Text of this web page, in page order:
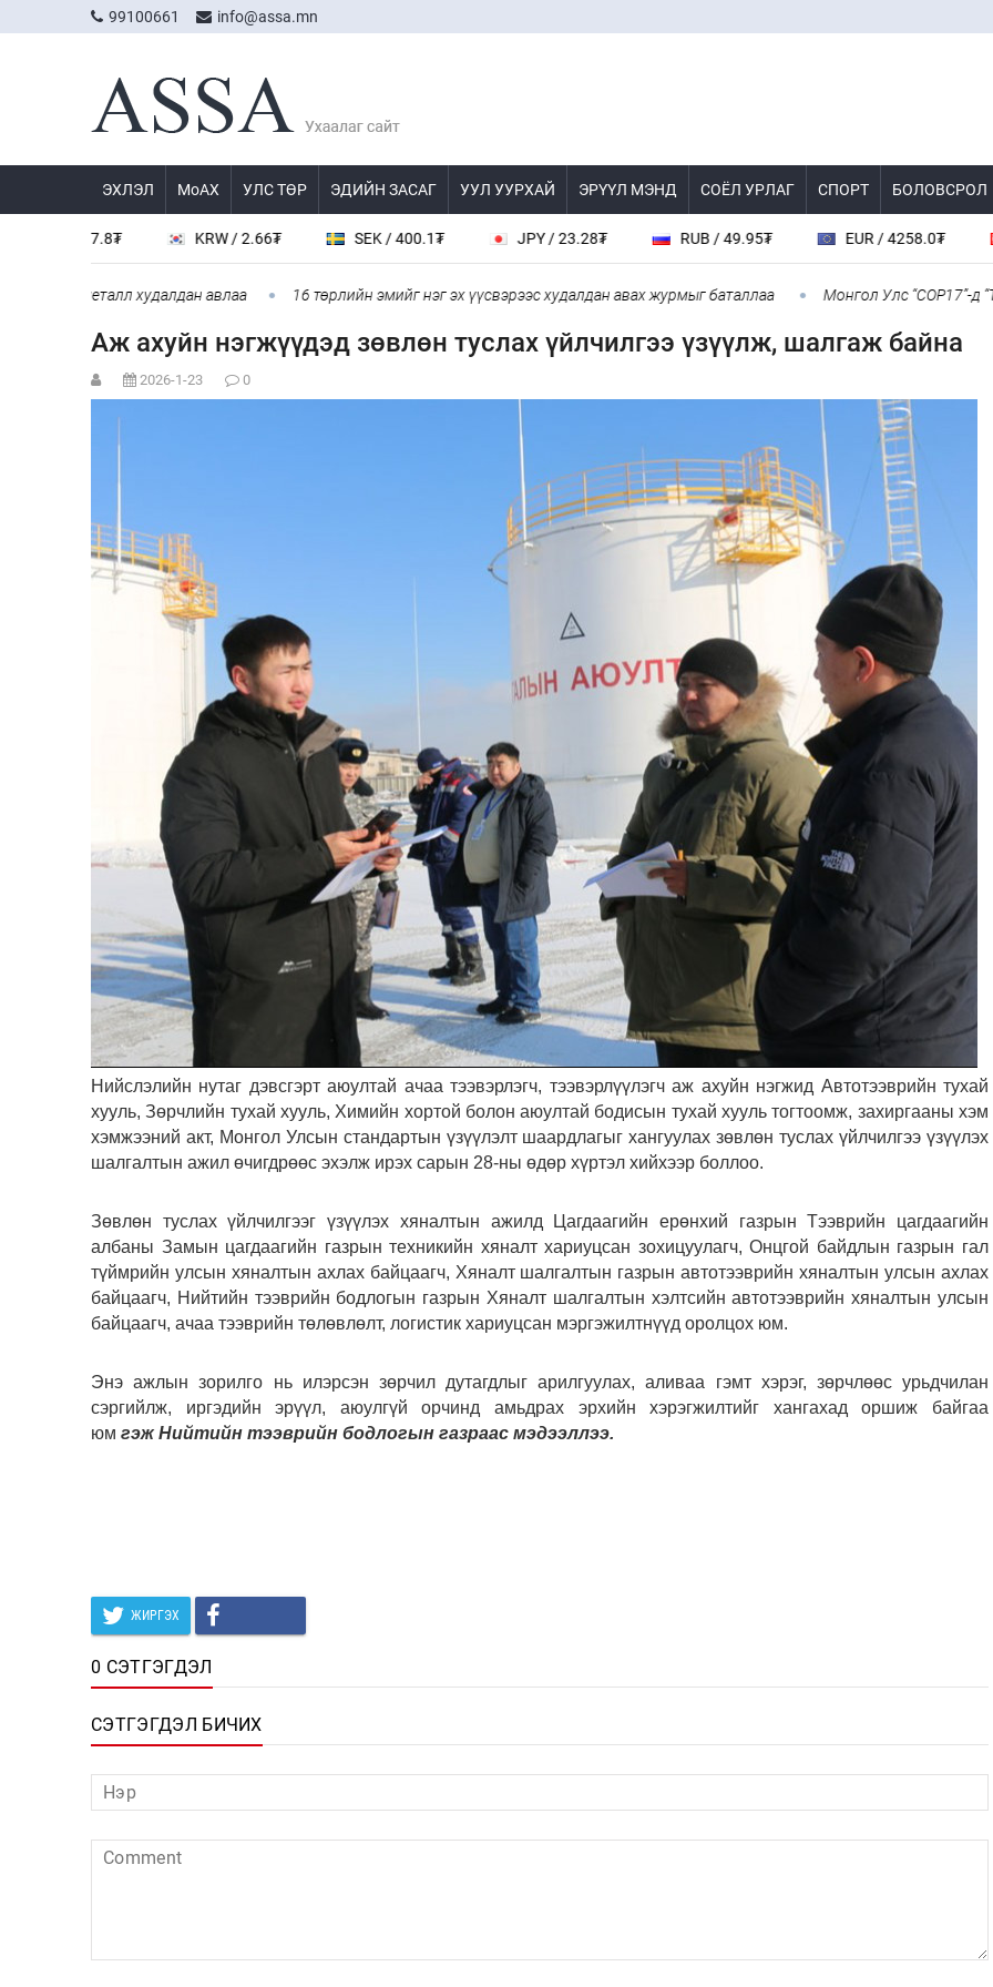
99100661 info@assa.mn
ЭХЛЭЛ МоАХ УЛС ТӨР ЭДИЙН ЗАСАГ УУЛ УУРХАЙ ЭРҮҮЛ МЭНД СОЁЛ УРЛАГ СПОРТ БОЛОВСРОЛ
KRW / 2.66₮ SEK / 400.1₮ JPY / 23.28₮ RUB / 49.95₮ EUR / 4258.0₮
металл худалдан авлаа 16 төрлийн эмийг нэг эх үүсвэрээс худалдан авах журмыг баталлаа Монгол Улс “COP17”-д “Тал
Аж ахуйн нэгжүүдэд зөвлөн туслах үйлчилгээ үзүүлж, шалгаж байна
2026-1-23 0
Нийслэлийн нутаг дэвсгэрт аюултай ачаа тээвэрлэгч, тээвэрлүүлэгч аж ахуйн нэгжид Автотээврийн тухай
хууль, Зөрчлийн тухай хууль, Химийн хортой болон аюултай бодисын тухай хууль тогтоомж, захиргааны хэм
хэмжээний акт, Монгол Улсын стандартын үзүүлэлт шаардлагыг хангуулах зөвлөн туслах үйлчилгээ үзүүлэх
шалгалтын ажил өчигдрөөс эхэлж ирэх сарын 28-ны өдөр хүртэл хийхээр боллоо.
Зөвлөн туслах үйлчилгээг үзүүлэх хяналтын ажилд Цагдаагийн ерөнхий газрын Тээврийн цагдаагийн
албаны Замын цагдаагийн газрын техникийн хяналт хариуцсан зохицуулагч, Онцгой байдлын газрын гал
түймрийн улсын хяналтын ахлах байцаагч, Хяналт шалгалтын газрын автотээврийн хяналтын улсын ахлах
байцаагч, Нийтийн тээврийн бодлогын газрын Хяналт шалгалтын хэлтсийн автотээврийн хяналтын улсын
байцаагч, ачаа тээврийн төлөвлөлт, логистик хариуцсан мэргэжилтнүүд оролцох юм.
Энэ ажлын зорилго нь илэрсэн зөрчил дутагдлыг арилгуулах, аливаа гэмт хэрэг, зөрчлөөс урьдчилан
сэргийлж, иргэдийн эрүүл, аюулгүй орчинд амьдрах эрхийн хэрэгжилтийг хангахад оршиж байгаа
юм гэж Нийтийн тээврийн бодлогын газраас мэдээллээ.
ЖИРГЭХ
0 СЭТГЭГДЭЛ
СЭТГЭГДЭЛ БИЧИХ